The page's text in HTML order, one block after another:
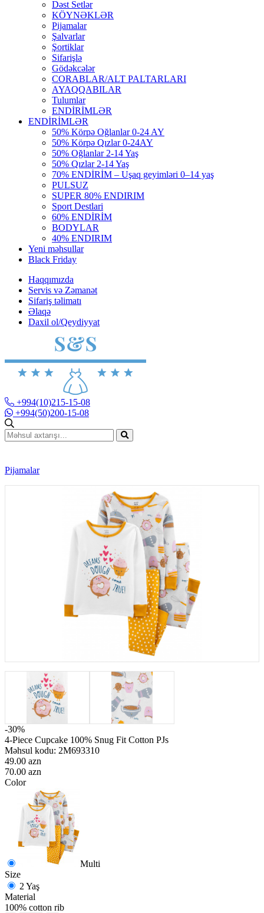
Dəst Setlər
KÖYNƏKLƏR
Pijamalar
Şalvarlar
Şortiklar
Sifarişlə
Gödəkcələr
CORABLAR/ALT PALTARLARI
AYAQQABILAR
Tulumlar
ENDİRİMLƏR
ENDİRİMLƏR
50% Körpə Oğlanlar 0-24 AY
50% Körpə Qızlar 0-24AY
50% Oğlanlar 2-14 Yaş
50% Qızlar 2-14 Yaş
70% ENDİRİM – Uşaq geyimləri 0–14 yaş
PULSUZ
SUPER 80% ENDIRIM
Sport Destlari
60% ENDİRİM
BODYLAR
40% ENDIRIM
Yeni məhsullar
Black Friday
Haqqımızda
Servis və Zəmanət
Sifariş təlimatı
Əlaqə
Daxil ol/Qeydiyyat
+994(10)215-15-08
+994(50)200-15-08
Pijamalar
-30%
4-Piece Cupcake 100% Snug Fit Cotton PJs
Məhsul kodu: 2M693310
49.00 azn
70.00 azn
Color
Multi
Size
2 Yaş
Material
100% cotton rib